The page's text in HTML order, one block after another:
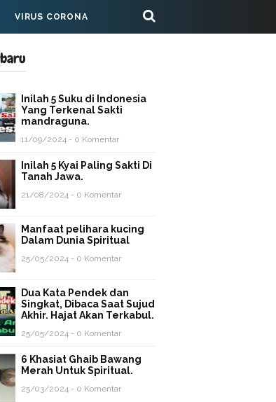
VIRUS CORONA
Inilah 5 Suku di Indonesia
Yang Terkenal Sakti
mandraguna.
11/09/2024 - 0 Komentar
Inilah 5 Kyai Paling Sakti Di
Tanah Jawa.
21/08/2024 - 0 Komentar
Manfaat pelihara kucing
Dalam Dunia Spiritual
25/05/2024 - 0 Komentar
Dua Kata Pendek dan
Singkat, Dibaca Saat Sujud
Akhir. Hajat Akan Terkabul.
25/05/2024 - 0 Komentar
6 Khasiat Ghaib Bawang
Merah Untuk Spiritual.
25/03/2024 - 0 Komentar